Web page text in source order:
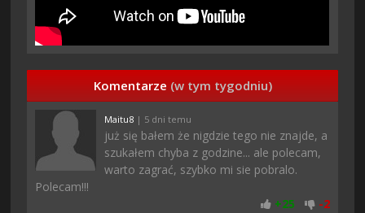
Komentarze (w tym tygodniu)
Maitu8 | 5 dni temu
już się bałem że nigdzie tego nie znajde, a
szukałem chyba z godzine... ale polecam,
warto zagrać, szybko mi sie pobralo.
Polecam!!!
+25 -2